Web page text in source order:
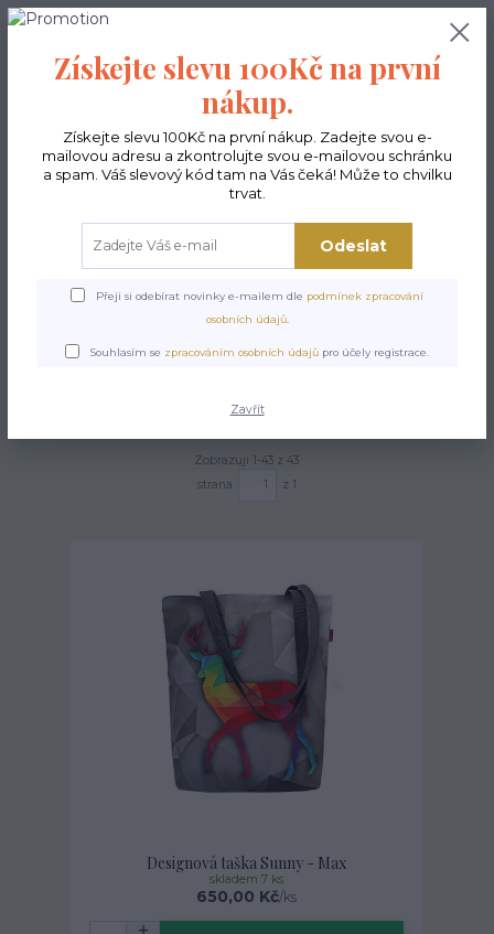
0,00 Kč
Úvod Kabelky ekologické Kabelky střední
Kabelky Sunny
Zobrazuji 1-43 z 43
strana
z 1
Designová taška Sunny - Max
650,00 Kč/ks
skladem 7 ks
Získejte slevu 100Kč na první
nákup.
Získejte slevu 100Kč na první nákup. Zadejte svou e-
mailovou adresu a zkontrolujte svou e-mailovou schránku
a spam. Váš slevový kód tam na Vás čeká! Může to chvilku
trvat.
Odeslat
Přeji si odebírat novinky e-mailem dle podmínek zpracování
osobních údajů.
Souhlasím se zpracováním osobních údajů pro účely registrace.
Zavřít